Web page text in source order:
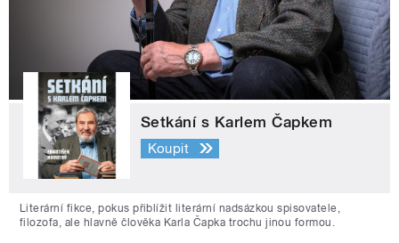
Setkání s Karlem Čapkem
Koupit
Literární fikce, pokus přiblížit literární nadsázkou spisovatele,
filozofa, ale hlavně člověka Karla Čapka trochu jinou formou.